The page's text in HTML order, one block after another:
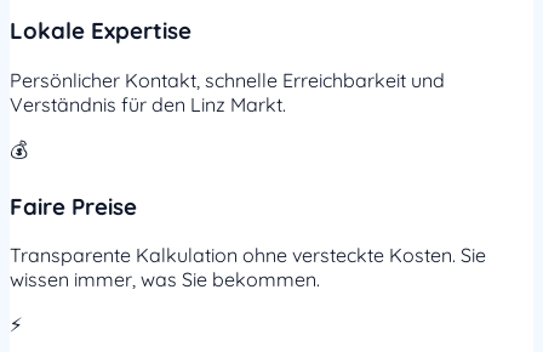
Lokale Expertise
Persönlicher Kontakt, schnelle Erreichbarkeit und
Verständnis für den Linz Markt.
💰
Faire Preise
Transparente Kalkulation ohne versteckte Kosten. Sie
wissen immer, was Sie bekommen.
⚡